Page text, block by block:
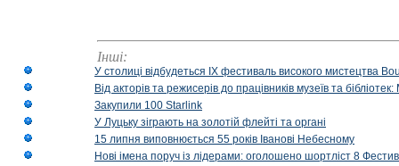
Інші:
У столиці відбудеться IX фестиваль високого мистецтва
Від акторів та режисерів до працівників музеїв та
Закупили 100 Starlink
У Луцьку зіграють на золотій флейті та органі
15 липня виповнюється 55 років Іванові Небесному
Нові імена поруч із лідерами: оголошено шортліст 8